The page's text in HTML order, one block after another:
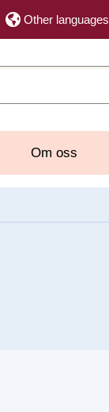
Other languages
Om oss